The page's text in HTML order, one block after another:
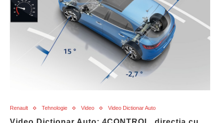
Renault Tehnologie Video Video Dictionar Auto